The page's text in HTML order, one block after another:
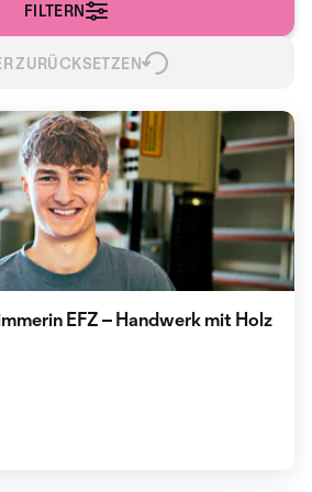
FILTERN
ZURÜCKSETZEN
EFZ – Handwerk mit Holz